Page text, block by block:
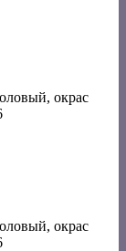
окрас
окрас